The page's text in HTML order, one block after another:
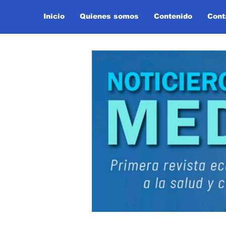
Inicio Quienes somos Contenido